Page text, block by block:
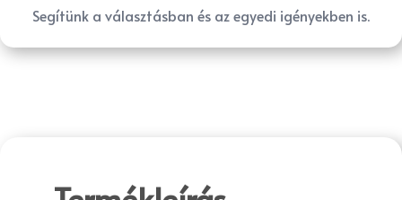
Segítünk a választásban és az egyedi igényekben is.